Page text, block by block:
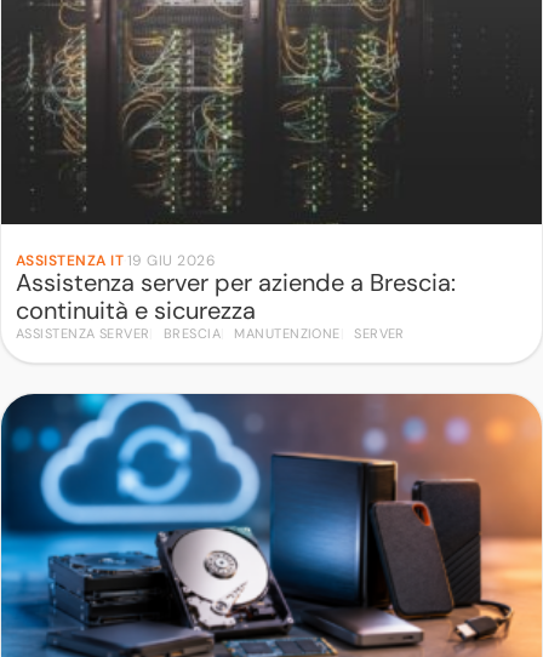
ASSISTENZA IT19 GIU 2026
Assistenza server per aziende a Brescia:
continuità e sicurezza
ASSISTENZA SERVER BRESCIA MANUTENZIONE SERVER